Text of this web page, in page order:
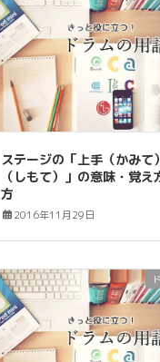
ステージの「上手（かみて
（しもて）」の意味・覚え
方
2016年11月29日